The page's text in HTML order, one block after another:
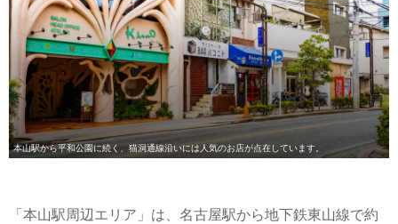
本山駅から平和公園に続く、猫洞通線沿いには人気のお店が点在しています。
「本山駅周辺エリア」は、名古屋駅から地下鉄東山線で約